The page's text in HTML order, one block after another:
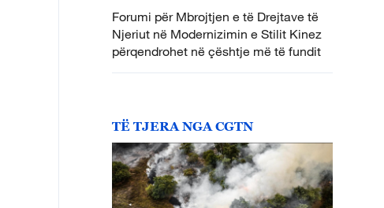
Forumi për Mbrojtjen e të Drejtave të
Njeriut në Modernizimin e Stilit Kinez
përqendrohet në çështje më të fundit
TË TJERA NGA CGTN